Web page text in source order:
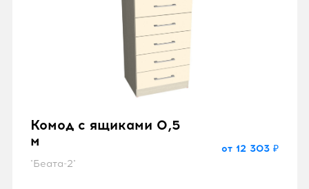
Комод с ящиками 0,5
м
"Беата-2"
от 12 303 ₽